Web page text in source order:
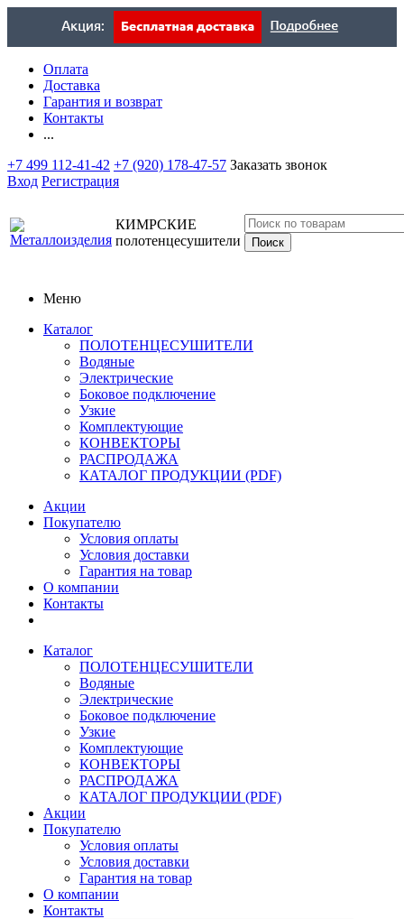
Оплата
Доставка
Гарантия и возврат
Контакты
...
+7 499 112-41-42 +7 (920) 178-47-57 Заказать звонок
Вход Регистрация
КИМРСКИЕ
полотенцесушители
Меню
Каталог
ПОЛОТЕНЦЕСУШИТЕЛИ
Водяные
Электрические
Боковое подключение
Узкие
Комплектующие
КОНВЕКТОРЫ
РАСПРОДАЖА
КАТАЛОГ ПРОДУКЦИИ (PDF)
Акции
Покупателю
Условия оплаты
Условия доставки
Гарантия на товар
О компании
Контакты
Каталог
ПОЛОТЕНЦЕСУШИТЕЛИ
Водяные
Электрические
Боковое подключение
Узкие
Комплектующие
КОНВЕКТОРЫ
РАСПРОДАЖА
КАТАЛОГ ПРОДУКЦИИ (PDF)
Акции
Покупателю
Условия оплаты
Условия доставки
Гарантия на товар
О компании
Контакты